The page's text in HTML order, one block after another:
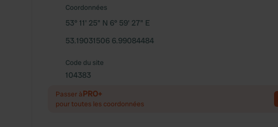
Coordonnées
53° 11' 25" N 6° 59' 27" E
53.19031506 6.99084484
Code du site
104383
Passer àPRO+
pour toutes les coordonnées